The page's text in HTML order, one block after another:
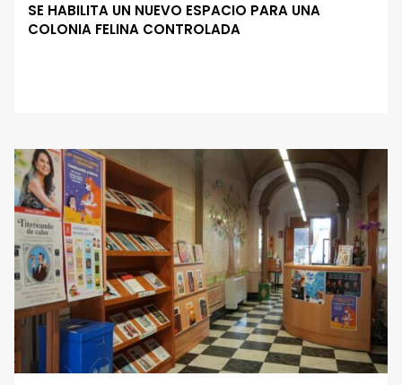
SE HABILITA UN NUEVO ESPACIO PARA UNA
COLONIA FELINA CONTROLADA